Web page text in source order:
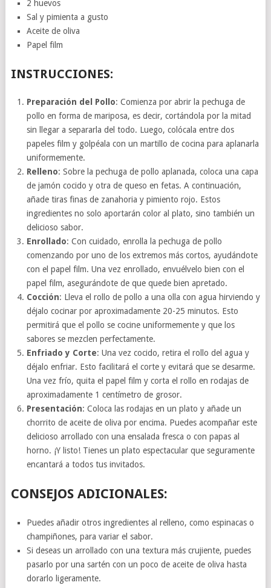
2 huevos
Sal y pimienta a gusto
Aceite de oliva
Papel film
INSTRUCCIONES:
Preparación del Pollo: Comienza por abrir la pechuga de
pollo en forma de mariposa, es decir, cortándola por la mitad
sin llegar a separarla del todo. Luego, colócala entre dos
papeles film y golpéala con un martillo de cocina para aplanarla
uniformemente.
Relleno: Sobre la pechuga de pollo aplanada, coloca una capa
de jamón cocido y otra de queso en fetas. A continuación,
añade tiras finas de zanahoria y pimiento rojo. Estos
ingredientes no solo aportarán color al plato, sino también un
delicioso sabor.
Enrollado: Con cuidado, enrolla la pechuga de pollo
comenzando por uno de los extremos más cortos, ayudándote
con el papel film. Una vez enrollado, envuélvelo bien con el
papel film, asegurándote de que quede bien apretado.
Cocción: Lleva el rollo de pollo a una olla con agua hirviendo y
déjalo cocinar por aproximadamente 20-25 minutos. Esto
permitirá que el pollo se cocine uniformemente y que los
sabores se mezclen perfectamente.
Enfriado y Corte: Una vez cocido, retira el rollo del agua y
déjalo enfriar. Esto facilitará el corte y evitará que se desarme.
Una vez frío, quita el papel film y corta el rollo en rodajas de
aproximadamente 1 centímetro de grosor.
Presentación: Coloca las rodajas en un plato y añade un
chorrito de aceite de oliva por encima. Puedes acompañar este
delicioso arrollado con una ensalada fresca o con papas al
horno. ¡Y listo! Tienes un plato espectacular que seguramente
encantará a todos tus invitados.
CONSEJOS ADICIONALES:
Puedes añadir otros ingredientes al relleno, como espinacas o
champiñones, para variar el sabor.
Si deseas un arrollado con una textura más crujiente, puedes
pasarlo por una sartén con un poco de aceite de oliva hasta
dorarlo ligeramente.